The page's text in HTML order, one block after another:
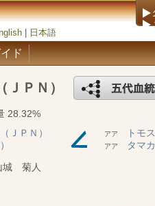
日本語
ド
ＰＮ）
28.32%
ＪＰＮ） アア トモ
アア タマ
城 菊人